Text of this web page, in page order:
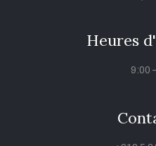
Heures
9:00